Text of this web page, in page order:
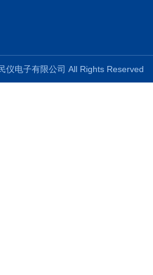
仪电子有限公司 All Rights